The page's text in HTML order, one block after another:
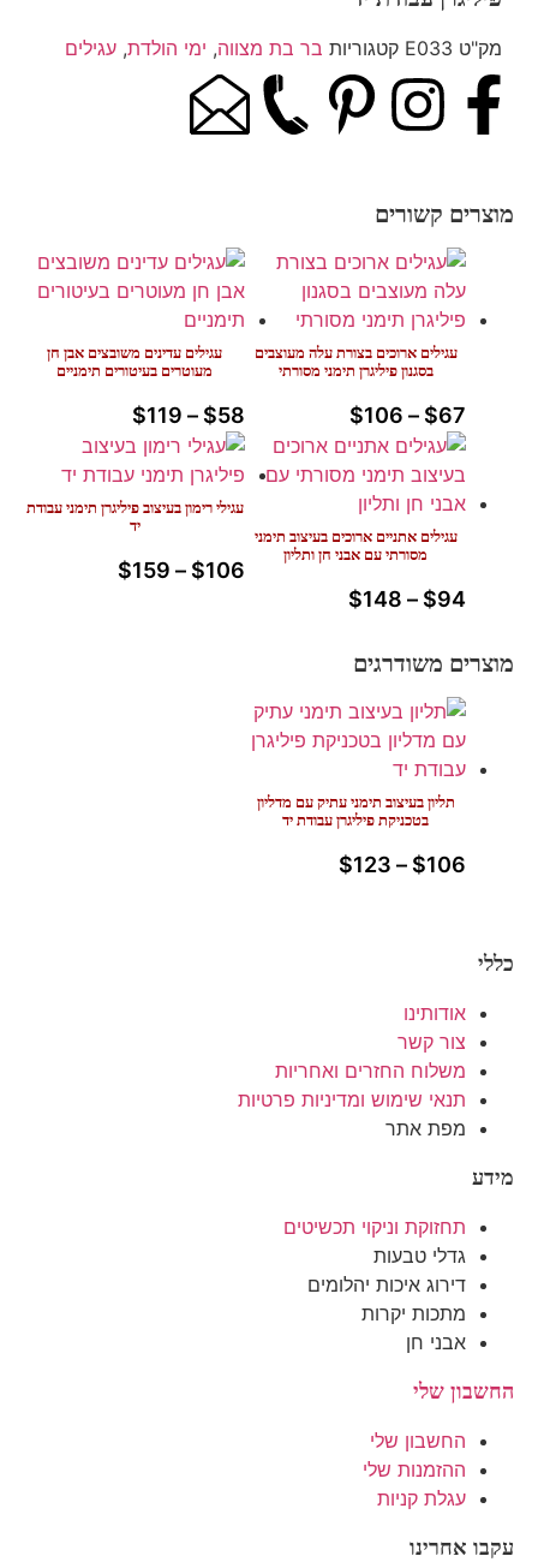
מק"ט E033 קטגוריות בר בת מצווה, ימי הולדת, עגילים
מוצרים קשורים
עגילים ארוכים בצורת עלה מעוצבים
בסגנון פיליגרן תימני מסורתי
$67
–
$106
עגילים עדינים משובצים אבן חן
מעוטרים בעיטורים תימניים
$58
–
$119
עגילים אתניים ארוכים בעיצוב תימני
מסורתי עם אבני חן ותליון
$94
–
$148
עגילי רימון בעיצוב פיליגרן תימני עבודת
יד
$106
–
$159
מוצרים משודרגים
תליון בעיצוב תימני עתיק עם מדליון
בטכניקת פיליגרן עבודת יד
$106
–
$123
כללי
אודותינו
צור קשר
משלוח החזרים ואחריות
תנאי שימוש ומדיניות פרטיות
מפת אתר
מידע
תחזוקת וניקוי תכשיטים
גדלי טבעות
דירוג איכות יהלומים
מתכות יקרות
אבני חן
החשבון שלי
החשבון שלי
ההזמנות שלי
עגלת קניות
עקבו אחרינו